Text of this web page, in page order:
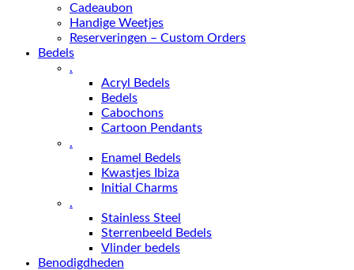
Cadeaubon
Handige Weetjes
Reserveringen – Custom Orders
Bedels
.
Acryl Bedels
Bedels
Cabochons
Cartoon Pendants
.
Enamel Bedels
Kwastjes Ibiza
Initial Charms
.
Stainless Steel
Sterrenbeeld Bedels
Vlinder bedels
Benodigdheden